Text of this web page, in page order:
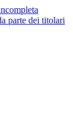
parte dei titolari